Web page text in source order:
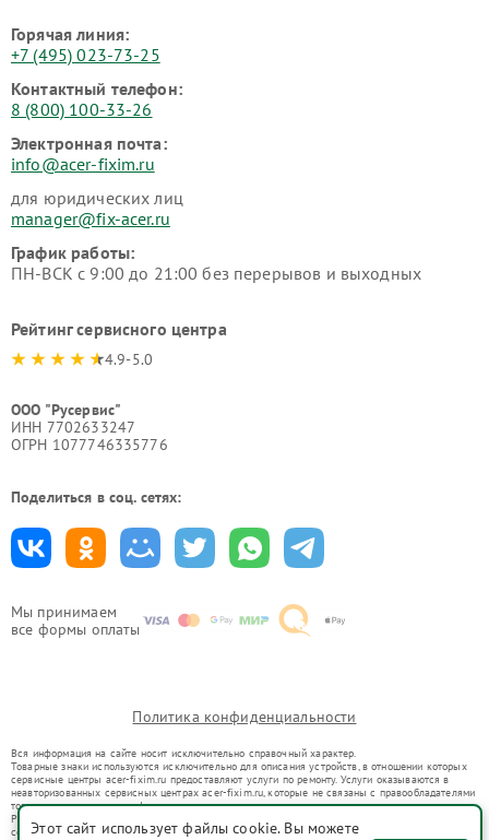
Мы принимаем
все формы оплаты
Горячая линия:
+7 (495) 023-73-25
Контактный телефон:
8 (800) 100-33-26
Электронная почта:
info@acer-fixim.ru
для юридических лиц
manager@fix-acer.ru
График работы:
ПН-ВСК с 9:00 до 21:00 без перерывов и выходных
Рейтинг сервисного центра
4.9-5.0
ООО "Русервис"
ИНН 7702633247
ОГРН 1077746335776
Поделиться в соц. сетях:
Политика конфиденциальности
Вся информация на сайте носит исключительно справочный характер.
Товарные знаки используются исключительно для описания устройств, в отношении которых
сервисные центры acer-fixim.ru предоставляют услуги по ремонту. Услуги оказываются в
неавторизованных сервисных центрах acer-fixim.ru, которые не связаны с правообладателями
товарных знаков или их официальными представителями.
Ремонт осуществляется для устройств, уже введенных в гражданский оборот в соответствии
со статьей 1487 ГК РФ.
Этот сайт использует файлы cookie. Вы можете